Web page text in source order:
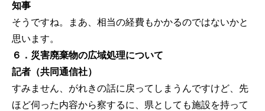
知事
そうですね。まあ、相当の経費もかかるのではないかと
思います。
６．災害廃棄物の広域処理について
記者（共同通信社）
すみません、がれきの話に戻ってしまうんですけど、先
ほど伺った内容から察するに、県としても施設を持って